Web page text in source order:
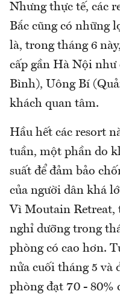
Nhưng thực tế, các
Bắc cũng có những
là, trong tháng 6
cấp gần Hà Nội
Bình), Uông Bí
khách quan tâm.
Hầu hết các resort
tuần, một phần do
suất để đảm bảo
của người dân khá
Vì Moutain Retreat,
nghỉ dưỡng trong
phòng có cao hơn.
nửa cuối tháng 5 và
phòng đạt 70 - 80%